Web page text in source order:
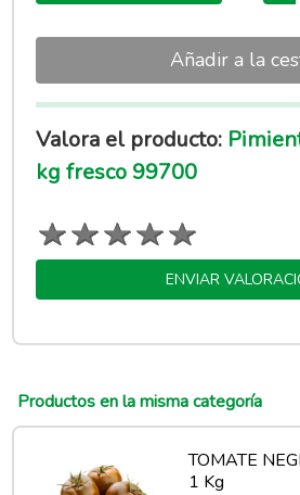
Añadir a la
Valora el producto:
kg fresco 99700
ENVIAR
Productos en la misma categoría
TOMATE
1 Kg